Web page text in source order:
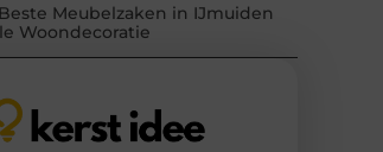
Meubelzaken in IJmuiden
Woondecoratie